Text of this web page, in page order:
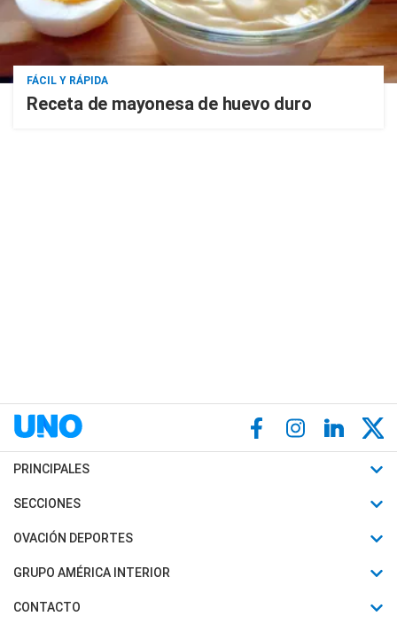
FÁCIL Y RÁPIDA
Receta de mayonesa de huevo duro
PRINCIPALES
Últimas Noticias
Política
Judiciales
SECCIONES
Horóscopo
Motores
OVACIÓN DEPORTES
Fútbol
Mundial
GRUPO AMÉRICA INTERIOR
Canal 7 en Vivo
CONTACTO